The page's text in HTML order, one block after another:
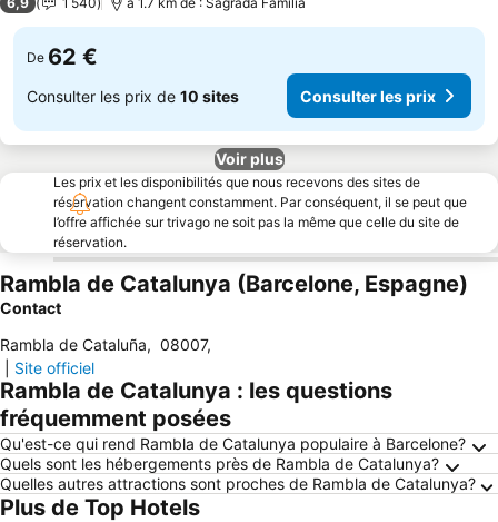
De 62 €
Consulter les prix de 10 sites Consulter les prix
Voir plus
Les prix et les disponibilités que nous recevons des sites de
réservation changent constamment. Par conséquent, il se peut que
l’offre affichée sur trivago ne soit pas la même que celle du site de
réservation.
Rambla de Catalunya (Barcelone, Espagne)
Contact
Rambla de Cataluña, 08007,
Site officiel
Rambla de Catalunya : les questions
fréquemment posées
Qu'est-ce qui rend Rambla de Catalunya populaire à Barcelone?
Quels sont les hébergements près de Rambla de Catalunya?
Quelles autres attractions sont proches de Rambla de Catalunya?
Plus de Top Hotels